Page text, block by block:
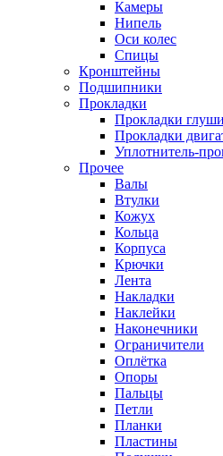
Камеры
Нипель
Оси колес
Спицы
Кронштейны
Подшипники
Прокладки
Прокладки
Прокладки
Уплотнитель-
Прочее
Валы
Втулки
Кожух
Кольца
Корпуса
Крючки
Лента
Накладки
Наклейки
Наконечники
Ограничители
Оплётка
Опоры
Пальцы
Петли
Планки
Пластины